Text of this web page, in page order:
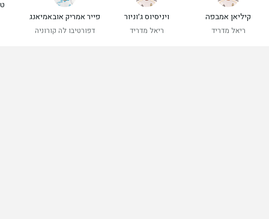
קיליאן אמבפה
ריאל מדריד
ויניסיוס ג׳וניור
ריאל מדריד
פייר אמריק אובאמיאנג
דפורטיבו לה קורוניה